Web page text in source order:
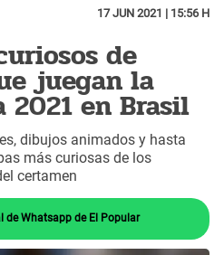
17 JUN 2021 | 15:56 H
de
juegan la
2021 en Brasil
dibujos animados y hasta
más curiosas de los
certamen
de Whatsapp de El Popular